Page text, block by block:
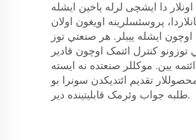
دا ایشچی لرله یاخین ایشله
پروسئسلرینه اویغون اولان
ایشله ییبلر. هر صنعتي توز
توزونو کنترل ائتمک اوچون قادير
يين. موکللر صنعتده نه ایسته
تقدیم ائتدیکدن سونرا بو
طلبه جواب وئرمک قابلیتینده دیر.